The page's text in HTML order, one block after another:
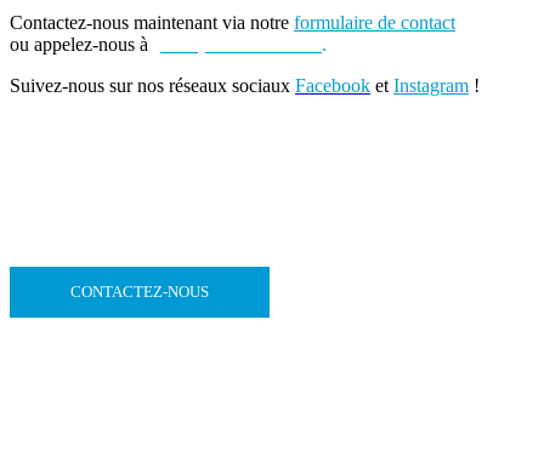
Contactez-nous maintenant via notre formulaire de contact
ou appelez-nous à
.
Suivez-nous sur nos réseaux sociaux Facebook et Instagram !
CONTACTEZ-NOUS